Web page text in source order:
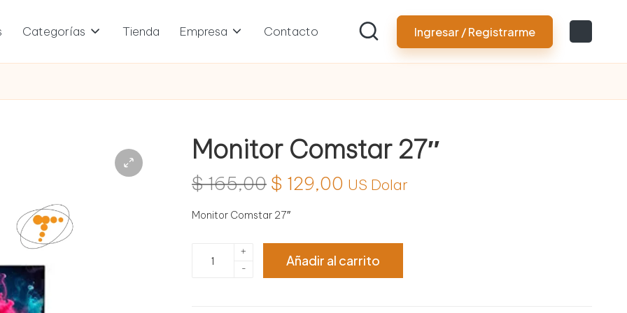
Categorías Tienda Empresa Contacto Ingresar / Registrarme
Monitor Comstar 27″
$165,00 El
precio
original
era:
$ 129,00 El
actual
es:
US Dolar
Monitor Comstar 27″
Comstar
-
+
Añadir al carrito